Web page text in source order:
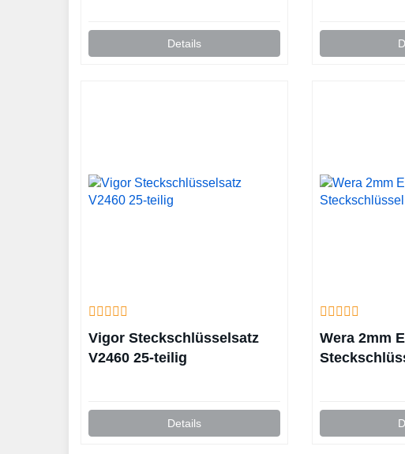
Details
Vigor Steckschlüsselsatz
V2460 25-teilig
Details
Wera 2mm